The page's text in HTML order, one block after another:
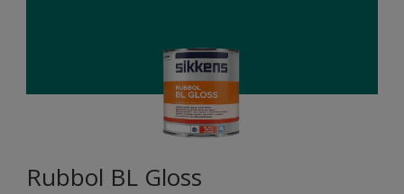
Rubbol BL Gloss